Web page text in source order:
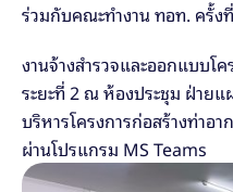
ร่วมกับคณะทำงาน ทอท. ครั้ง
งานจ้างสำรวจและออกแบบโ
ระยะที่ 2 ณ ห้องประชุม ฝ่าย
บริหารโครงการก่อสร้างท่าอ
ผ่านโปรแกรม MS Teams